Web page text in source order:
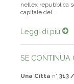
nell’ex repubblica
capitale del...
Leggi di più
SE CONTINUA
Una Città n° 313